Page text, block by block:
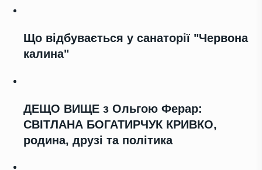
Що відбувається у санаторії "Червона
калина"
ДЕЩО ВИЩЕ з Ольгою Ферар:
СВІТЛАНА БОГАТИРЧУК КРИВКО,
родина, друзі та політика